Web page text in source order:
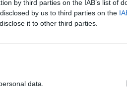
by third parties on the IAB’s list of
by us to third parties on the
it to other third parties.
data.
Ver perfil
Ver perfil